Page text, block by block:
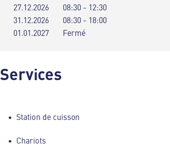
27.12.2026
08:30 - 12:30
31.12.2026
08:30 - 18:00
01.01.2027
Fermé
Services
Station de cuisson
Chariots